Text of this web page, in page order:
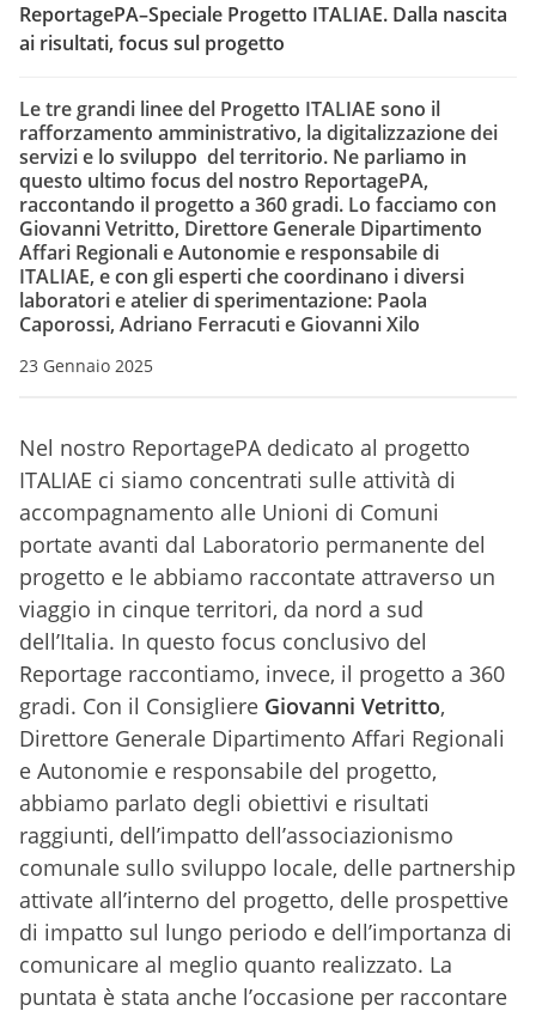
ReportagePA–Speciale Progetto ITALIAE. Dalla nascita
ai risultati, focus sul progetto
Le tre grandi linee del Progetto ITALIAE sono il
rafforzamento amministrativo, la digitalizzazione dei
servizi e lo sviluppo del territorio. Ne parliamo in
questo ultimo focus del nostro ReportagePA,
raccontando il progetto a 360 gradi. Lo facciamo con
Giovanni Vetritto, Direttore Generale Dipartimento
Affari Regionali e Autonomie e responsabile di
ITALIAE, e con gli esperti che coordinano i diversi
laboratori e atelier di sperimentazione: Paola
Caporossi, Adriano Ferracuti e Giovanni Xilo
23 Gennaio 2025
Nel nostro ReportagePA dedicato al progetto
ITALIAE ci siamo concentrati sulle attività di
accompagnamento alle Unioni di Comuni
portate avanti dal Laboratorio permanente del
progetto e le abbiamo raccontate attraverso un
viaggio in cinque territori, da nord a sud
dell’Italia. In questo focus conclusivo del
Reportage raccontiamo, invece, il progetto a 360
gradi. Con il Consigliere Giovanni Vetritto,
Direttore Generale Dipartimento Affari Regionali
e Autonomie e responsabile del progetto,
abbiamo parlato degli obiettivi e risultati
raggiunti, dell’impatto dell’associazionismo
comunale sullo sviluppo locale, delle partnership
attivate all’interno del progetto, delle prospettive
di impatto sul lungo periodo e dell’importanza di
comunicare al meglio quanto realizzato. La
puntata è stata anche l’occasione per raccontare